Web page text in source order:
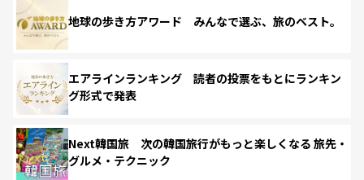
地球の歩き方アワード みんなで選ぶ、旅のベスト。
エアラインランキング 読者の投票をもとにランキン
グ形式で発表
Next韓国旅 次の韓国旅行がもっと楽しくなる 旅先・
グルメ・テクニック